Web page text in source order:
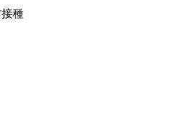
種